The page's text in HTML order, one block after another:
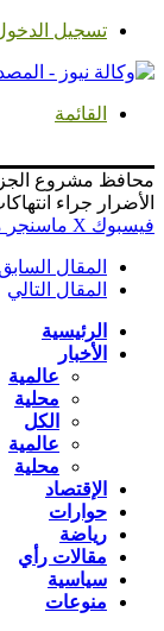
تسجيل
القائمة
محافظ مشروع
الأضرار جراء
فيسبوك ‫X ماسنجر
المقال السابق
المقال التالي
الرئيسية
الأخبار
عالمية
محلية
الكل
عالمية
محلية
الإقتصاد
حوارات
رياضة
مقالات رأي
سياسية
منوعات